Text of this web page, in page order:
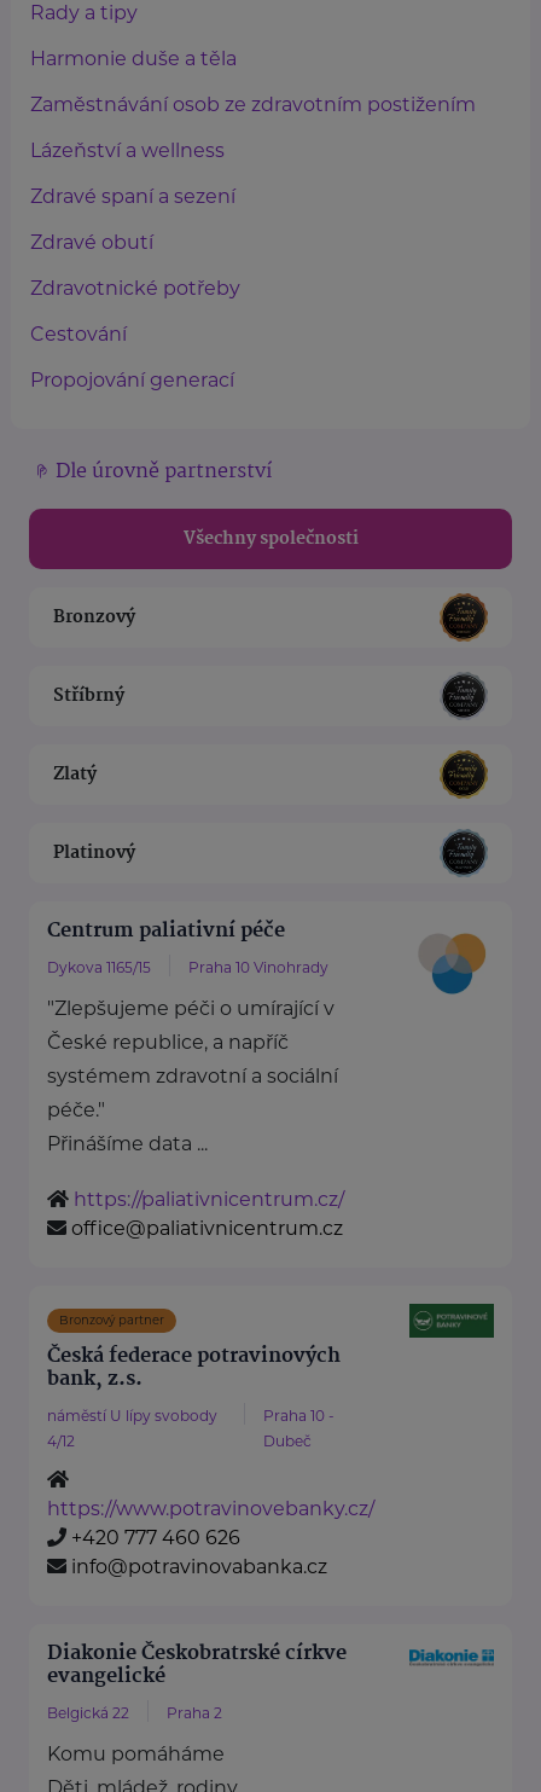
Rady a tipy
Harmonie duše a těla
Zaměstnávání osob ze zdravotním postižením
Lázeňství a wellness
Zdravé spaní a sezení
Zdravé obutí
Zdravotnické potřeby
Cestování
Propojování generací
Dle úrovně partnerství
Všechny společnosti
Bronzový
Stříbrný
Zlatý
Platinový
Centrum paliativní péče
Dykova 1165/15 Praha 10 Vinohrady
"Zlepšujeme péči o umírající v
České republice, a napříč
systémem zdravotní a sociální
péče."
Přinášíme data ...
https://paliativnicentrum.cz/
office@paliativnicentrum.cz
Bronzový partner
Česká federace potravinových
bank, z.s.
náměstí U lípy svobody
4/12
Praha 10 -
Dubeč
https://www.potravinovebanky.cz/
+420 777 460 626
info@potravinovabanka.cz
Diakonie Českobratrské církve
evangelické
Belgická 22 Praha 2
Komu pomáháme